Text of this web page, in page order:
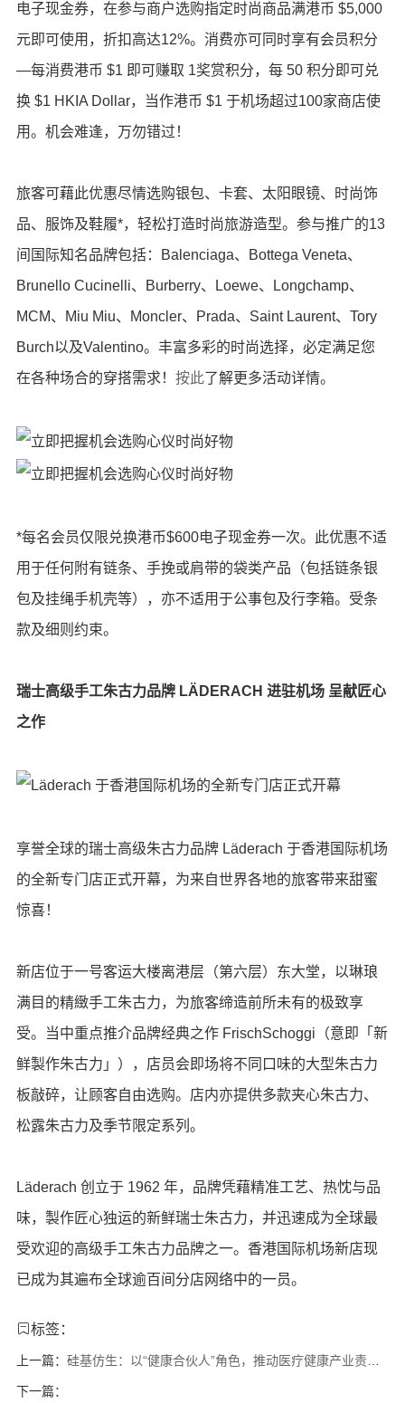
电子现金券，在参与商户选购指定时尚商品满港币 $5,000
元即可使用，折扣高达12%。消费亦可同时享有会员积分
—每消费港币 $1 即可赚取 1奖赏积分，每 50 积分即可兑
换 $1 HKIA Dollar，当作港币 $1 于机场超过100家商店使
用。机会难逢，万勿错过！
旅客可藉此优惠尽情选购银包、卡套、太阳眼镜、时尚饰
品、服饰及鞋履*，轻松打造时尚旅游造型。参与推广的13
间国际知名品牌包括：Balenciaga、Bottega Veneta、
Brunello Cucinelli、Burberry、Loewe、Longchamp、
MCM、Miu Miu、Moncler、Prada、Saint Laurent、Tory
Burch以及Valentino。丰富多彩的时尚选择，必定满足您
在各种场合的穿搭需求！ 按此了解更多活动详情。
*每名会员仅限兑换港币$600电子现金券一次。此优惠不适
用于任何附有链条、手挽或肩带的袋类产品（包括链条银
包及挂绳手机壳等），亦不适用于公事包及行李箱。受条
款及细则约束。
瑞士高级手工朱古力品牌LÄDERACH 进驻机场 呈献匠心
之作
享誉全球的瑞士高级朱古力品牌 Läderach 于香港国际机场
的全新专门店正式开幕，为来自世界各地的旅客带来甜蜜
惊喜！
新店位于一号客运大楼离港层（第六层）东大堂，以琳琅
满目的精緻手工朱古力，为旅客缔造前所未有的极致享
受。当中重点推介品牌经典之作 FrischSchoggi（意即「新
鲜製作朱古力」），店员会即场将不同口味的大型朱古力
板敲碎，让顾客自由选购。店内亦提供多款夹心朱古力、
松露朱古力及季节限定系列。
Läderach 创立于 1962 年，品牌凭藉精准工艺、热忱与品
味，製作匠心独运的新鲜瑞士朱古力，并迅速成为全球最
受欢迎的高级手工朱古力品牌之一。香港国际机场新店现
已成为其遍布全球逾百间分店网络中的一员。
标签：
上一篇： 硅基仿生：以“健康合伙人”角色，推动医疗健康产业责任升级
下一篇：